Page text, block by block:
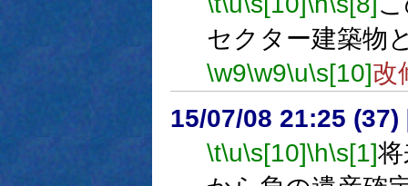
セクター建築物
\w9\w9\u\s[10]改
15/07/08 21:25 (37)
\t\u\s[10]\h\s[1]